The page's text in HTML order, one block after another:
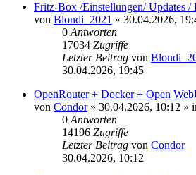
Fritz-Box /Einstellungen/ Updates /
von Blondi_2021 » 30.04.2026,
0Antworten
17034 Zugriffe
Letzter Beitrag von
30.04.2026, 19:45
OpenRouter + Docker + Open
von Condor» 30.04.2026, 10:12 »
0Antworten
14196 Zugriffe
Letzter Beitrag von Condor
30.04.2026, 10:12